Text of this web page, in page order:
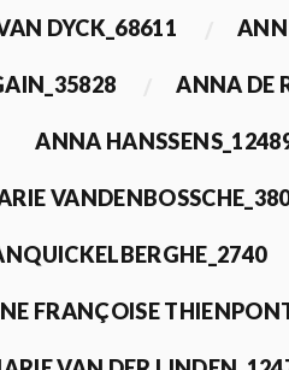
DYCK_68611 ANN
ANNA DE
ANNA
FRANÇOISE